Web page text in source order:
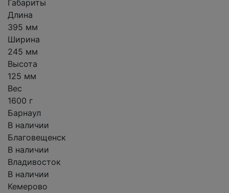
Габариты
Длина
395 мм
Ширина
245 мм
Высота
125 мм
Вес
1600 г
Барнаул
В наличии
Благовещенск
В наличии
Владивосток
В наличии
Кемерово